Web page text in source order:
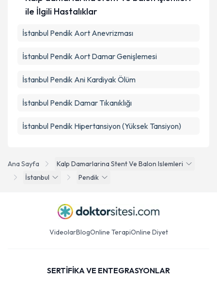
Ana Sayfa
Kalp Damarlarina Stent Ve Balon Islemleri
İstanbul
Pendik
ile İlgili Hastalıklar
İstanbul Pendik Aort Anevrizması
İstanbul Pendik Aort Damar Genişlemesi
İstanbul Pendik Ani Kardiyak Ölüm
İstanbul Pendik Damar Tıkanıklığı
İstanbul Pendik Hipertansiyon (Yüksek Tansiyon)
VideolarBlogOnline TerapiOnline Diyet
SERTİFİKA VE ENTEGRASYONLAR